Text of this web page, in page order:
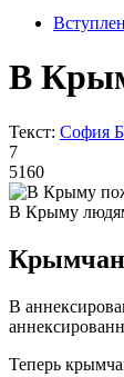
В
Текст: София
7
5160
В Крыму людям
В
Теперь